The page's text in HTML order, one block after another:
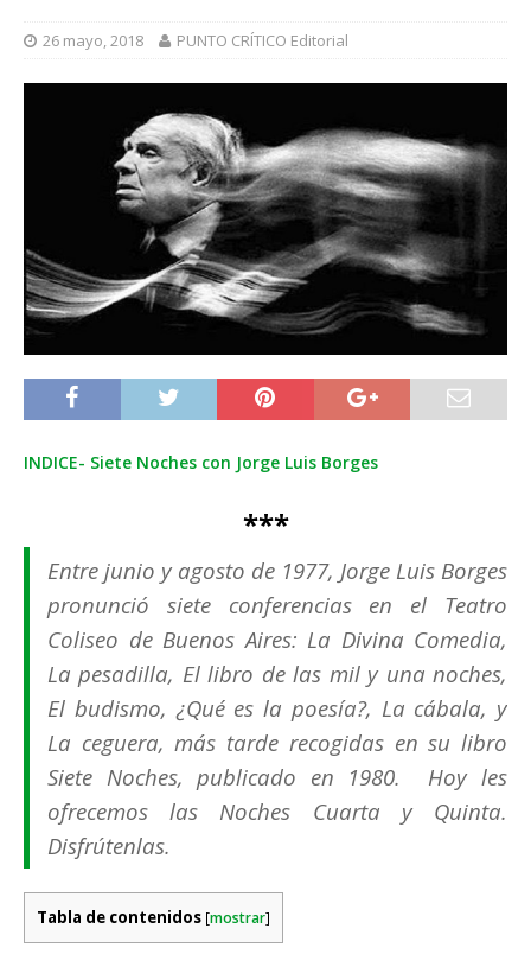
26 mayo, 2018 PUNTO CRÍTICO Editorial
INDICE- Siete Noches con Jorge Luis Borges
***
Entre junio y agosto de 1977, Jorge Luis Borges
pronunció siete conferencias en el Teatro
Coliseo de Buenos Aires: La Divina Comedia,
La pesadilla, El libro de las mil y una noches,
El budismo, ¿Qué es la poesía?, La cábala, y
La ceguera, más tarde recogidas en su libro
Siete Noches, publicado en 1980. Hoy les
ofrecemos las Noches Cuarta y Quinta.
Disfrútenlas.
Tabla de contenidos [mostrar]